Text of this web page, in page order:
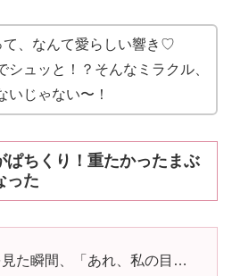
て、なんて愛らしい響き♡
シュッと！？そんなミラクル、
いじゃない〜！
ちくり！重たかったまぶ
った
た瞬間、「あれ、私の目…